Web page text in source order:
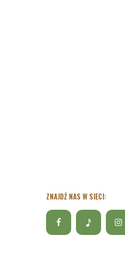
ZNAJDŹ NAS W SIECI: